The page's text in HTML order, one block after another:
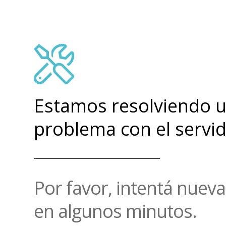
Estamos resolviendo
problema con el
Por favor, intentá
en algunos minutos.